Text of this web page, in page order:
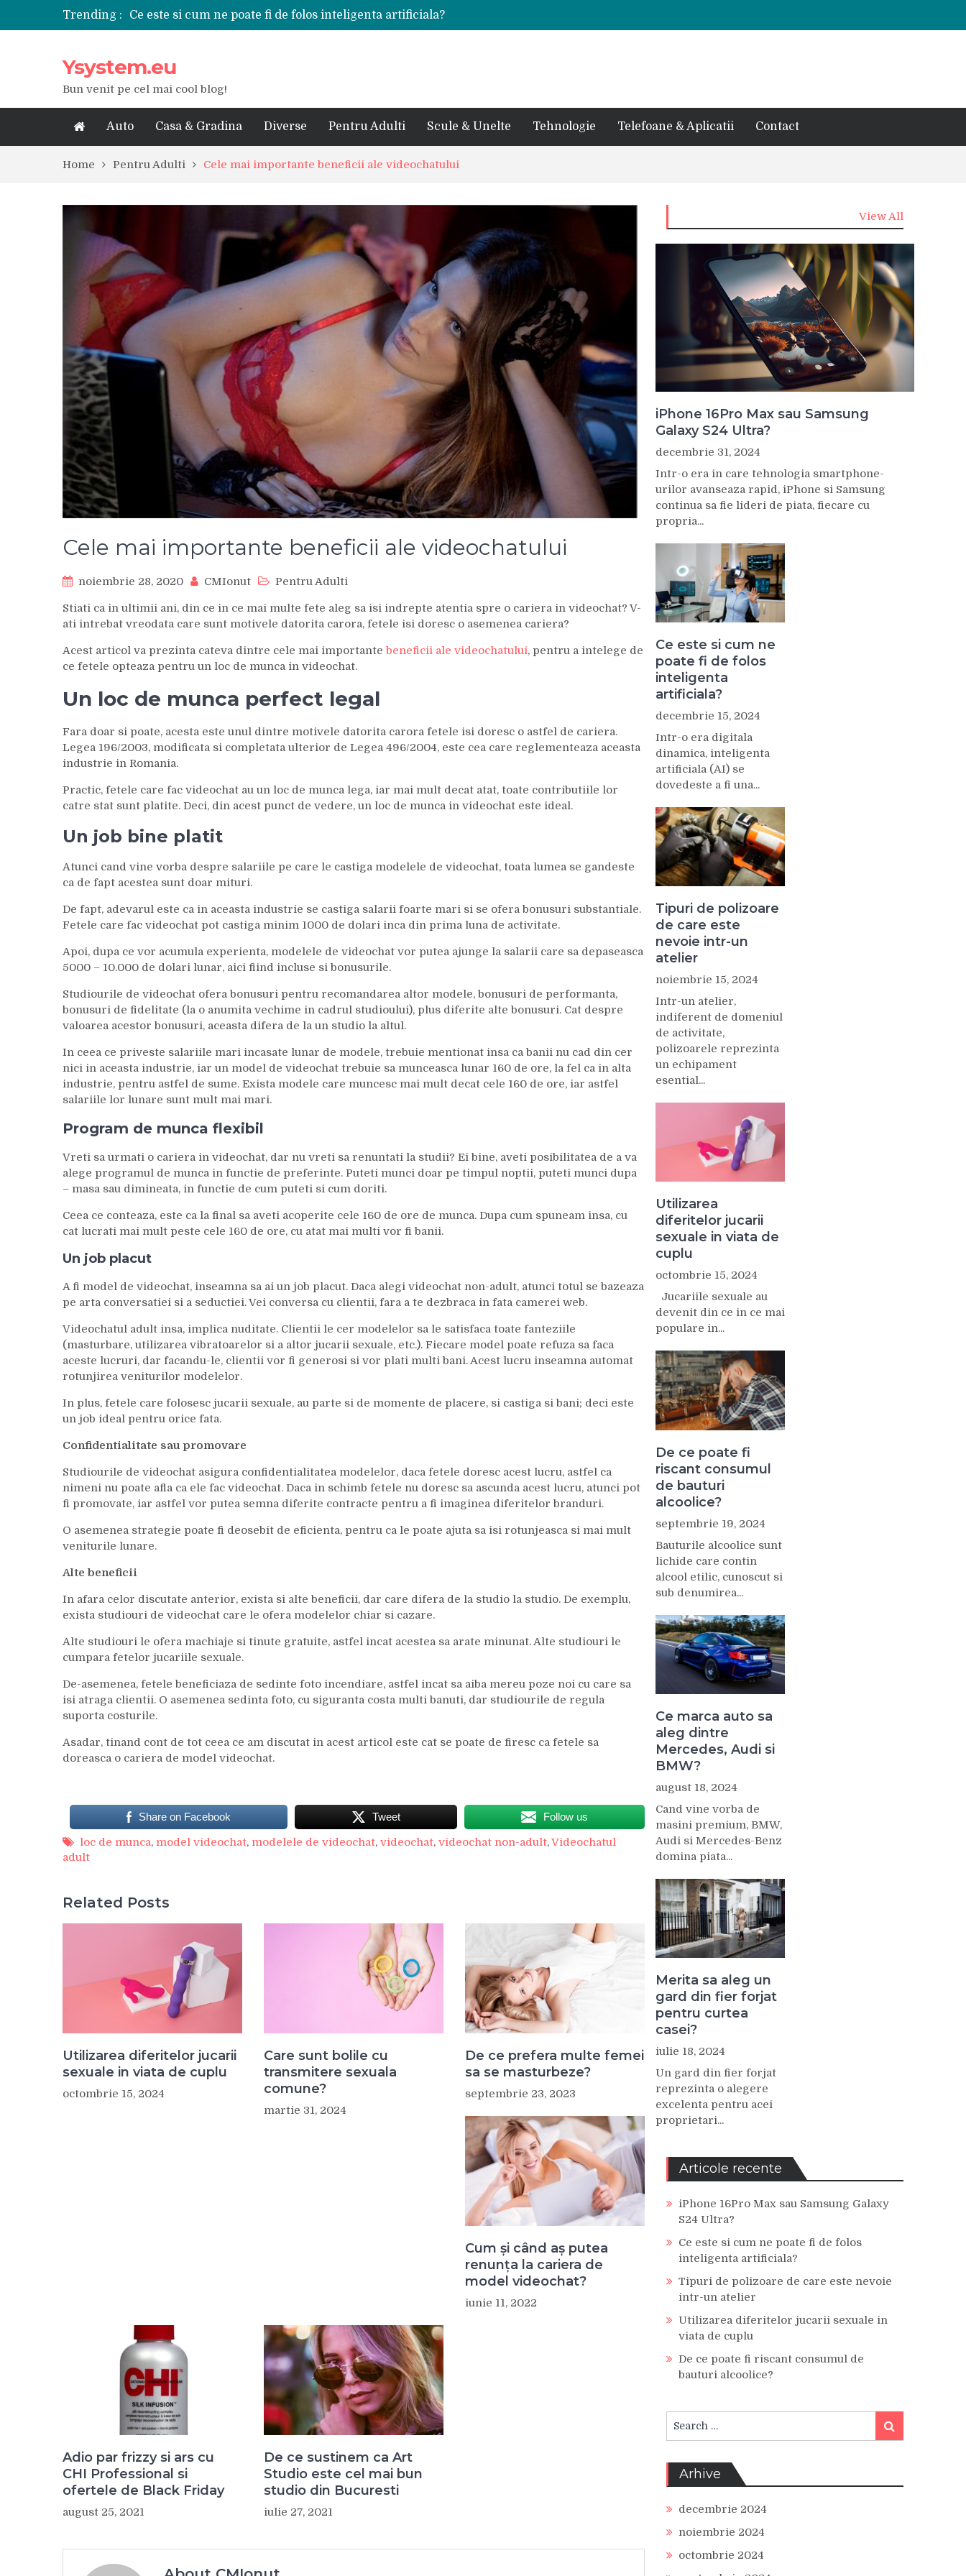
Trending :
Ce este si cum ne poate fi de folos inteligenta artificiala?
Tipuri de polizoare de care este nevoie intr-un atelier
De ce poate fi riscant consumul de bauturi alcoolice?
Ce marca auto sa aleg dintre Mercedes, Audi si BMW?
Merita sa aleg un gard din fier forjat pentru curtea casei?
Cele mai bune smartphone-uri lansate in anul 2024
Modul in care a evoluat tehnologia in ultimul secol
iPhone 16Pro Max sau Samsung Galaxy S24 Ultra?
Ysystem.eu
Bun venit pe cel mai cool blog!
Auto Casa & Gradina Diverse Pentru Adulti Scule & Unelte Tehnologie Telefoane & Aplicatii Contact
Home Pentru Adulti Cele mai importante beneficii ale videochatului
Cele mai importante beneficii ale videochatului
noiembrie 28, 2020 CMIonut Pentru Adulti
Stiati ca in ultimii ani, din ce in ce mai multe fete aleg sa isi indrepte atentia spre o cariera in videochat? V-
ati intrebat vreodata care sunt motivele datorita carora, fetele isi doresc o asemenea cariera?
Acest articol va prezinta cateva dintre cele mai importante beneficii ale videochatului, pentru a intelege de
ce fetele opteaza pentru un loc de munca in videochat.
Un loc de munca perfect legal
Fara doar si poate, acesta este unul dintre motivele datorita carora fetele isi doresc o astfel de cariera.
Legea 196/2003, modificata si completata ulterior de Legea 496/2004, este cea care reglementeaza aceasta
industrie in Romania.
Practic, fetele care fac videochat au un loc de munca lega, iar mai mult decat atat, toate contributiile lor
catre stat sunt platite. Deci, din acest punct de vedere, un loc de munca in videochat este ideal.
Un job bine platit
Atunci cand vine vorba despre salariile pe care le castiga modelele de videochat, toata lumea se gandeste
ca de fapt acestea sunt doar mituri.
De fapt, adevarul este ca in aceasta industrie se castiga salarii foarte mari si se ofera bonusuri substantiale.
Fetele care fac videochat pot castiga minim 1000 de dolari inca din prima luna de activitate.
Apoi, dupa ce vor acumula experienta, modelele de videochat vor putea ajunge la salarii care sa depaseasca
5000 – 10.000 de dolari lunar, aici fiind incluse si bonusurile.
Studiourile de videochat ofera bonusuri pentru recomandarea altor modele, bonusuri de performanta,
bonusuri de fidelitate (la o anumita vechime in cadrul studioului), plus diferite alte bonusuri. Cat despre
valoarea acestor bonusuri, aceasta difera de la un studio la altul.
In ceea ce priveste salariile mari incasate lunar de modele, trebuie mentionat insa ca banii nu cad din cer
nici in aceasta industrie, iar un model de videochat trebuie sa munceasca lunar 160 de ore, la fel ca in alta
industrie, pentru astfel de sume. Exista modele care muncesc mai mult decat cele 160 de ore, iar astfel
salariile lor lunare sunt mult mai mari.
Program de munca flexibil
Vreti sa urmati o cariera in videochat, dar nu vreti sa renuntati la studii? Ei bine, aveti posibilitatea de a va
alege programul de munca in functie de preferinte. Puteti munci doar pe timpul noptii, puteti munci dupa
– masa sau dimineata, in functie de cum puteti si cum doriti.
Ceea ce conteaza, este ca la final sa aveti acoperite cele 160 de ore de munca. Dupa cum spuneam insa, cu
cat lucrati mai mult peste cele 160 de ore, cu atat mai multi vor fi banii.
Un job placut
A fi model de videochat, inseamna sa ai un job placut. Daca alegi videochat non-adult, atunci totul se bazeaza
pe arta conversatiei si a seductiei. Vei conversa cu clientii, fara a te dezbraca in fata camerei web.
Videochatul adult insa, implica nuditate. Clientii le cer modelelor sa le satisfaca toate fanteziile
(masturbare, utilizarea vibratoarelor si a altor jucarii sexuale, etc.). Fiecare model poate refuza sa faca
aceste lucruri, dar facandu-le, clientii vor fi generosi si vor plati multi bani. Acest lucru inseamna automat
rotunjirea veniturilor modelelor.
In plus, fetele care folosesc jucarii sexuale, au parte si de momente de placere, si castiga si bani; deci este
un job ideal pentru orice fata.
Confidentialitate sau promovare
Studiourile de videochat asigura confidentialitatea modelelor, daca fetele doresc acest lucru, astfel ca
nimeni nu poate afla ca ele fac videochat. Daca in schimb fetele nu doresc sa ascunda acest lucru, atunci pot
fi promovate, iar astfel vor putea semna diferite contracte pentru a fi imaginea diferitelor branduri.
O asemenea strategie poate fi deosebit de eficienta, pentru ca le poate ajuta sa isi rotunjeasca si mai mult
veniturile lunare.
Alte beneficii
In afara celor discutate anterior, exista si alte beneficii, dar care difera de la studio la studio. De exemplu,
exista studiouri de videochat care le ofera modelelor chiar si cazare.
Alte studiouri le ofera machiaje si tinute gratuite, astfel incat acestea sa arate minunat. Alte studiouri le
cumpara fetelor jucariile sexuale.
De-asemenea, fetele beneficiaza de sedinte foto incendiare, astfel incat sa aiba mereu poze noi cu care sa
isi atraga clientii. O asemenea sedinta foto, cu siguranta costa multi banuti, dar studiourile de regula
suporta costurile.
Asadar, tinand cont de tot ceea ce am discutat in acest articol este cat se poate de firesc ca fetele sa
doreasca o cariera de model videochat.
Share on Facebook Tweet Follow us
loc de munca, model videochat, modelele de videochat, videochat, videochat non-adult,Videochatul
adult
Related Posts
Utilizarea diferitelor jucarii
sexuale in viata de cuplu
octombrie 15, 2024
Care sunt bolile cu
transmitere sexuala
comune?
martie 31, 2024
De ce prefera multe femei
sa se masturbeze?
septembrie 23, 2023
Cum și când aș putea
renunța la cariera de
model videochat?
iunie 11, 2022
Adio par frizzy si ars cu
CHI Professional si
ofertele de Black Friday
august 25, 2021
De ce sustinem ca Art
Studio este cel mai bun
studio din Bucuresti
iulie 27, 2021
View All
iPhone 16Pro Max sau Samsung
Galaxy S24 Ultra?
decembrie 31, 2024
Intr-o era in care tehnologia smartphone-
urilor avanseaza rapid, iPhone si Samsung
continua sa fie lideri de piata, fiecare cu
propria...
Ce este si cum ne
poate fi de folos
inteligenta
artificiala?
decembrie 15, 2024
Intr-o era digitala
dinamica, inteligenta
artificiala (AI) se
dovedeste a fi una...
Tipuri de polizoare
de care este
nevoie intr-un
atelier
noiembrie 15, 2024
Intr-un atelier,
indiferent de domeniul
de activitate,
polizoarele reprezinta
un echipament
esential...
Utilizarea
diferitelor jucarii
sexuale in viata de
cuplu
octombrie 15, 2024
Jucariile sexuale au
devenit din ce in ce mai
populare in...
De ce poate fi
riscant consumul
de bauturi
alcoolice?
septembrie 19, 2024
Bauturile alcoolice sunt
lichide care contin
alcool etilic, cunoscut si
sub denumirea...
Ce marca auto sa
aleg dintre
Mercedes, Audi si
BMW?
august 18, 2024
Cand vine vorba de
masini premium, BMW,
Audi si Mercedes-Benz
domina piata...
Merita sa aleg un
gard din fier forjat
pentru curtea
casei?
iulie 18, 2024
Un gard din fier forjat
reprezinta o alegere
excelenta pentru acei
proprietari...
Articole recente
iPhone 16Pro Max sau Samsung Galaxy
S24 Ultra?
Ce este si cum ne poate fi de folos
inteligenta artificiala?
Tipuri de polizoare de care este nevoie
intr-un atelier
Utilizarea diferitelor jucarii sexuale in
viata de cuplu
De ce poate fi riscant consumul de
bauturi alcoolice?
for:
Search
Arhive
decembrie 2024
noiembrie 2024
octombrie 2024